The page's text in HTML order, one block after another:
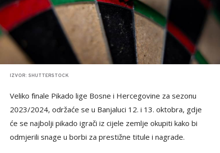
IZVOR: SHUTTERSTOCK
Veliko finale Pikado lige Bosne i Hercegovine za sezonu
2023/2024, održaće se u Banjaluci 12. i 13. oktobra, gdje
će se najbolji pikado igrači iz cijele zemlje okupiti kako bi
odmjerili snage u borbi za prestižne titule i nagrade.